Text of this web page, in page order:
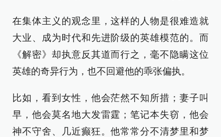
在集体主义的观念里，这样的人物是很难造就
大业、成为时代和先进阶级的英雄模范的。而
《解密》却执意反其道而行之，毫不隐瞒这位
英雄的奇异行为，也不回避他的乖张偏执。
比如，看到女性，他会茫然不知所措；妻子叫
早，他会莫名地大发雷霆；笔记本失窃，他会
神不守舍、几近癫狂。他常常分不清梦里和梦